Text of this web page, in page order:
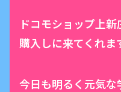
ドコモショップ上
購入しに来てくれ
今日も明るく元気